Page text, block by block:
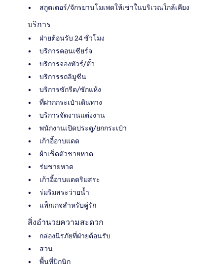
สกูตเตอร์/จักรยานโมเพดให้เช่าในบริเวณใกล้เคียง
บริการ
ฝ่ายต้อนรับ 24 ชั่วโมง
บริการคอนเซียร์จ
บริการจองทัวร์/ตั๋ว
บริการรถลิมูซีน
บริการซักรีด/ซักแห้ง
ที่ฝากกระเป๋าเดินทาง
บริการจัดงานแต่งงาน
พนักงานเปิดประตู/ยกกระเป๋า
เก้าอี้อาบแดด
ผ้าเช็ดตัวชายหาด
ร่มชายหาด
เก้าอี้อาบแดดริมสระ
ร่มริมสระว่ายน้ำ
แพ็กเกจสำหรับคู่รัก
สิ่งอำนวยความสะดวก
กล่องนิรภัยที่ฝ่ายต้อนรับ
สวน
พื้นที่ปิกนิก